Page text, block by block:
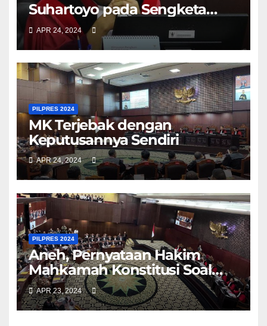
Suhartoyo pada Sengketa
Pilpres 2024 Dipertanyakan
APR 24, 2024
PILPRES 2024
MK Terjebak dengan
Keputusannya Sendiri
APR 24, 2024
PILPRES 2024
Aneh, Pernyataan Hakim
Mahkamah Konstitusi Soal
Bansos Kontradiktif
APR 23, 2024